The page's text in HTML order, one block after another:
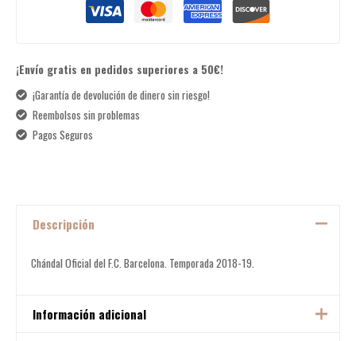
¡Envío gratis en pedidos superiores a 50€!
¡Garantía de devolución de dinero sin riesgo!
Reembolsos sin problemas
Pagos Seguros
Descripción
Chándal Oficial del F.C. Barcelona. Temporada 2018-19.
Información adicional